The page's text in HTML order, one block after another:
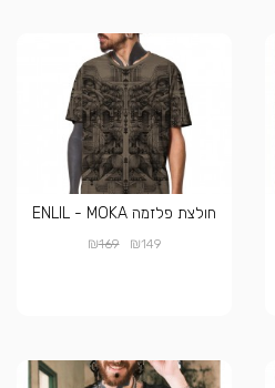
חולצת פלזמה ENLIL - MOKA
₪149
₪169